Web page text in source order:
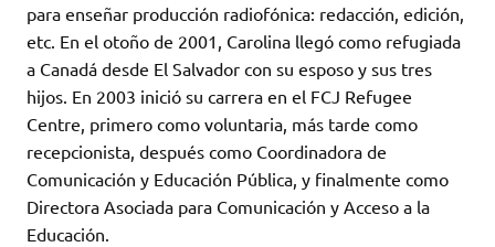
para enseñar producción radiofónica: redacción, edición,
etc. En el otoño de 2001, Carolina llegó como refugiada
a Canadá desde El Salvador con su esposo y sus tres
hijos. En 2003 inició su carrera en el FCJ Refugee
Centre, primero como voluntaria, más tarde como
recepcionista, después como Coordinadora de
Comunicación y Educación Pública, y finalmente como
Directora Asociada para Comunicación y Acceso a la
Educación.